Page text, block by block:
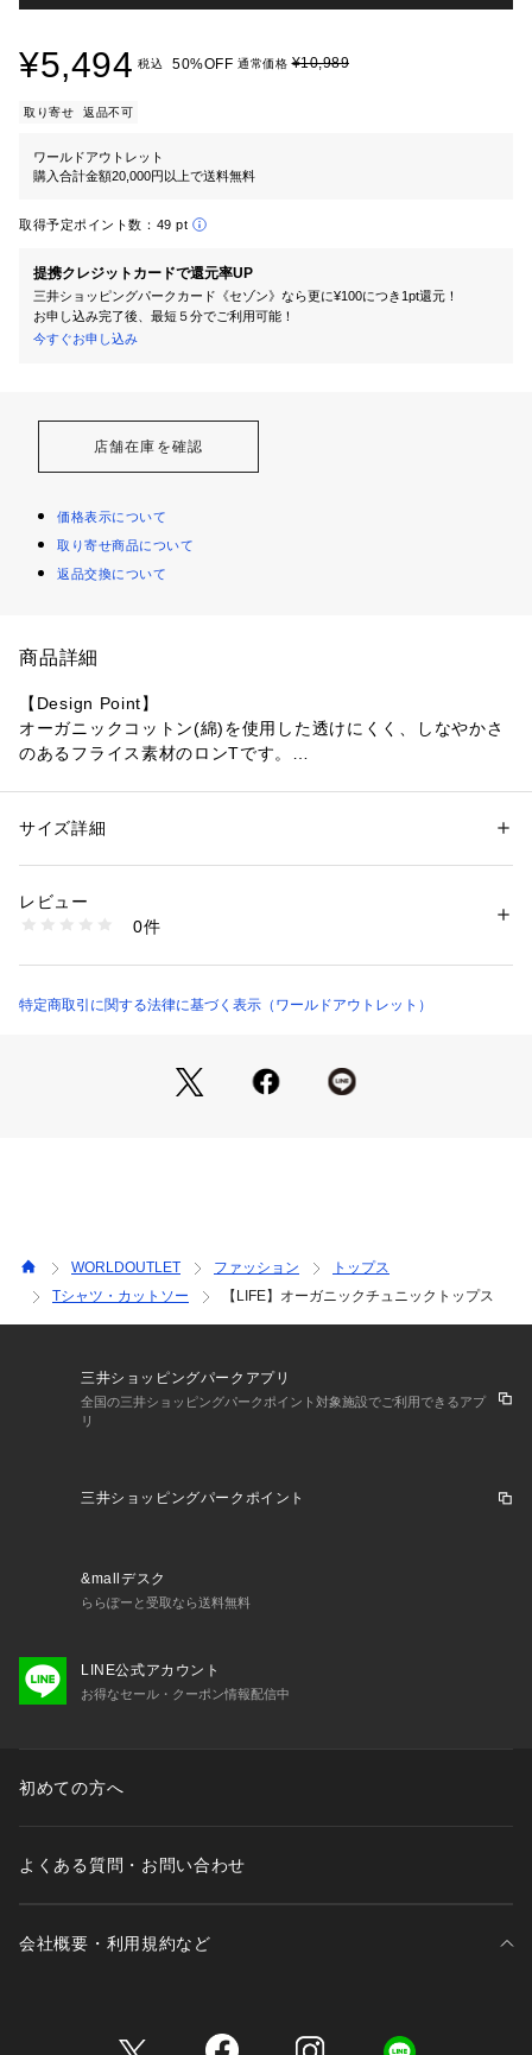
¥5,494 税込 50%OFF 通常価格¥10,989
取り寄せ 返品不可
ワールドアウトレット
購入合計金額20,000円以上で送料無料
取得予定ポイント数： 49 pt
提携クレジットカードで還元率UP
三井ショッピングパークカード《セゾン》なら更に¥100につき1pt還元！
お申し込み完了後、最短５分でご利用可能！
今すぐお申し込み
店舗在庫を確認
価格表示について
取り寄せ商品について
返品交換について
商品詳細
【Design Point】
オーガニックコットン(綿)を使用した透けにくく、しなやかさ
のあるフライス素材のロンTです。
チュニック丈でリラックス感あるたっぷりとした分量感にこだ
素材が柔らかくなじむのでアウターインでももたつきにくくお
トゥルーウラケシリーズと同じ糸軸を使用しているため合わせ
深めのスリットなのでボトムに前だけや片側だけINすることも
た素材です。
加工樹脂等を使用していないので、オーガニックコットン(綿)
が持つ自然な色目とソフトな風合いが特徴なフライス編み素材
伸縮性、肌触りがよく、着心地の良い素材になっています。
※こちらの商品は透け感があるため、インナーの着用をおすす
めします。
性別：レディース
素材：コットン100％ （全体に対し、オーガニックコットン100％使用し
生産国：日本製
1096000001903
サイズ詳細
レビュー
0件
特定商取引に関する法律に基づく表示（ワールドアウトレット）
WORLDOUTLET ファッション
トップス
Tシャツ・カットソー
【LIFE】オーガニックチュニックトップス
三井ショッピングパークアプリ
全国の三井ショッピングパークポイント対象施設でご利用できるアプ
リ
三井ショッピングパークポイント
&mallデスク
ららぽーと受取なら送料無料
LINE公式アカウント
お得なセール・クーポン情報配信中
初めての方へ
よくある質問・お問い合わせ
会社概要・利用規約など